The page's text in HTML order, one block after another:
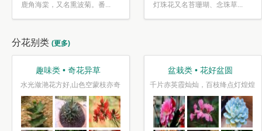
鹿角海棠，又名熏波菊。番... 灯珠花又名苔珊瑚、念珠草...
分花别类 (更多)
趣味类 • 奇花异草
水光潋滟花方好,山色空蒙枝亦奇
盆栽类 • 花好盆圆
千片赤英霞灿灿，百枝绛点灯煌煌